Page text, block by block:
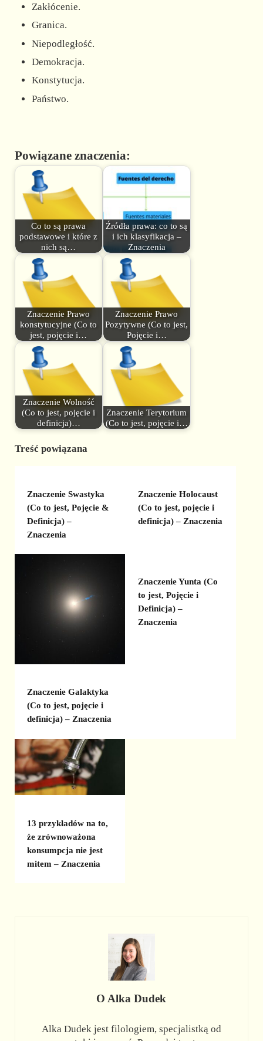
Zakłócenie.
Granica.
Niepodległość.
Demokracja.
Konstytucja.
Państwo.
Powiązane znaczenia:
Co to są prawa
podstawowe i które z
nich są…
Źródła prawa: co to są
i ich klasyfikacja –
Znaczenia
Znaczenie Prawo
konstytucyjne (Co to
jest, pojęcie i…
Znaczenie Prawo
Pozytywne (Co to jest,
Pojęcie i…
Znaczenie Wolność
(Co to jest, pojęcie i
definicja)…
Znaczenie Terytorium
(Co to jest, pojęcie i…
Treść powiązana
Znaczenie Swastyka
(Co to jest, Pojęcie &
Definicja) –
Znaczenia
Znaczenie Holocaust
(Co to jest, pojęcie i
definicja) – Znaczenia
Znaczenie Galaktyka
(Co to jest, pojęcie i
definicja) – Znaczenia
Znaczenie Yunta (Co
to jest, Pojęcie i
Definicja) –
Znaczenia
13 przykładów na to,
że zrównoważona
konsumpcja nie jest
mitem – Znaczenia
O Alka Dudek
Alka Dudek jest filologiem, specjalistką od